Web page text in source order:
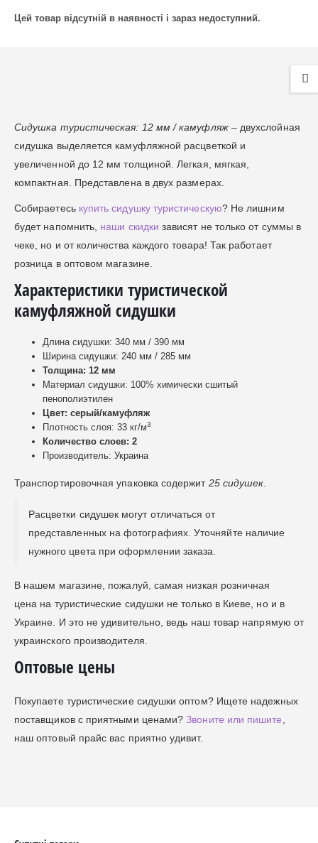
Цей товар відсутній в наявності і зараз недоступний.
Сидушка туристическая: 12 мм / камуфляж– двухслойная
сидушка выделяется камуфляжной расцветкой и
увеличенной до 12 мм толщиной. Легкая, мягкая,
компактная. Представлена в двух размерах.
Собираетесь купить сидушку туристическую? Не лишним
будет напомнить, наши скидки зависят не только от суммы в
чеке, но и от количества каждого товара! Так работает
розница в оптовом магазине.
Характеристики туристической
камуфляжной сидушки
Длина сидушки: 340 мм / 390 мм
Ширина сидушки: 240 мм / 285 мм
Толщина: 12 мм
Материал сидушки: 100% химически сшитый
пенополиэтилен
Цвет: серый/камуфляж
Плотность слоя: 33 кг/м3
Количество слоев: 2
Производитель: Украина
Транспортировочная упаковка содержит 25 сидушек
Расцветки сидушек могут отличаться от
представленных на фотографиях. Уточняйте наличие
нужного цвета при оформлении заказа.
В нашем магазине, пожалуй, самая низкая розничная
цена на туристические сидушки не только в Киеве, но и в
Украине. И это не удивительно, ведь наш товар напрямую от
украинского производителя.
Оптовые цены
Покупаете туристические сидушки оптом? Ищете надежных
поставщиков с приятными ценами?Звоните или пишите
наш оптовый прайс вас приятно удивит.